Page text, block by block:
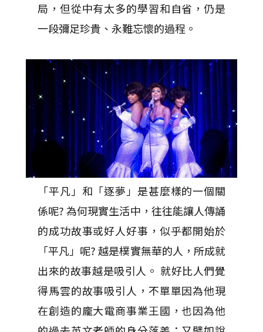
局，但從中有太多的學習和自省，仍是
一段彌足珍貴、永難忘懷的過程。
「平凡」和「逐夢」是甚麼樣的一個關
係呢? 為何現實生活中，往往能讓人傳誦
的成功故事或好人好事，似乎都開始於
「平凡」呢? 越是樸實無華的人，所成就
出來的故事越是吸引人。 就好比人們覺
得馬雲的故事吸引人，不單單因為他現
在創造的龐大電商事業王國，也因為他